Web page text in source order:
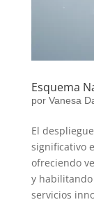
Esquema
por Vanesa
El
significativo
ofreciendo
y
servicios